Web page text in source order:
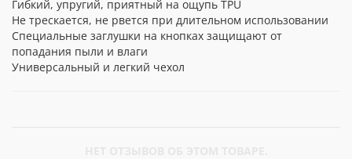
Гибкий, упругий, приятный на ощупь TPU
Не трескается, не рвется при длительном использовании
Специальные заглушки на кнопках защищают от
попадания пыли и влаги
Универсальный и легкий чехол